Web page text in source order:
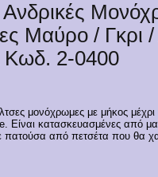
Μαύρο / Γκρι
Κωδ. 2-0400
μονόχρωμες με μήκος
Είναι κατασκευασμένες από
πατούσα από πετσέτα που θα